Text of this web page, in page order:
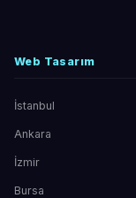
Web Tasarım
İstanbul
Ankara
İzmir
Bursa